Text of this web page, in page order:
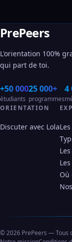
PrePeers
L'orientation 100%
qui part de toi.
+50 000
étudiants
25 000+
programmes
4
ORIENTATION
Discuter avec Lola
Où
© 2026 PrePeers — Tous